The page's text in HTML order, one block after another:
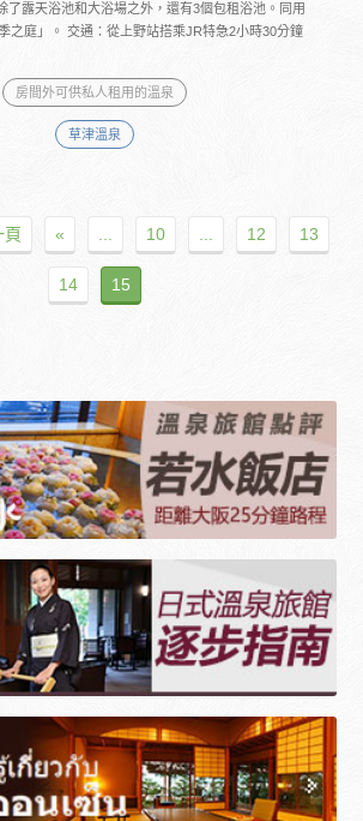
了露天浴池和大浴場之外，還有3個包租浴池。同用
之庭」。 交通：從上野站搭乘JR特急2小時30分鐘
房間外可供私人租用的溫泉
草津溫泉
頁 « ... 10 ... 12 13
14 15